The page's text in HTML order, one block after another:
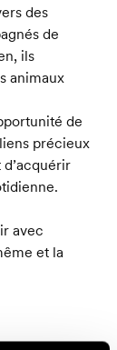
des
de
ils
animaux
de
précieux
avec
et la